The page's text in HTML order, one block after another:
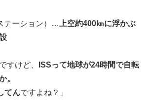
テーション）…
上空約400㎞に浮かぶ
すけど、
ISSって地球が24時間で自転
。
てんですよね？」